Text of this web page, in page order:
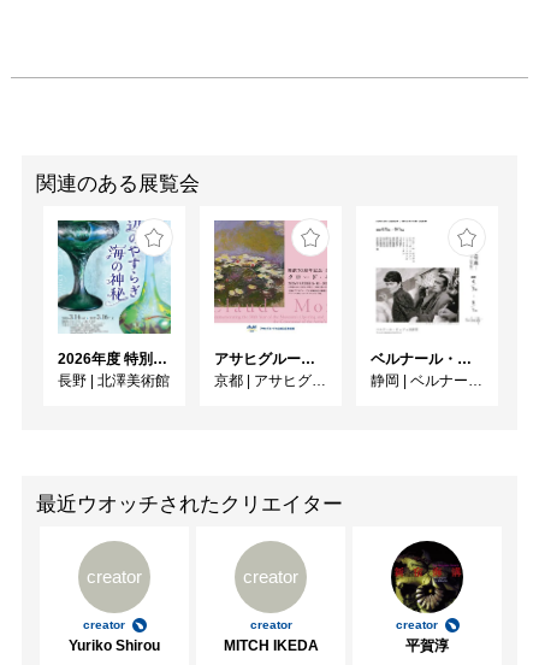
関連のある展覧会
2026年度 特別展「ガレとドーム、アール･ヌーヴォーのガラス 水辺のやすらぎ、海の神秘」
長野 | 北澤美術館
アサヒグループ大山崎山荘美術館 開館30周年記念展「没後100年 クロード・モネ」
京都 | アサヒグループ大山崎山荘美術館
ベルナール・ビュフェと写真 ーカメラがとらえたビュフェとその時代、そして21 世紀へ
静岡 | ベルナール・ビュフェ美術館
最近ウオッチされたクリエイター
creator
creator
Yuriko Shirou
creator
creator
MITCH IKEDA
creator
平賀淳